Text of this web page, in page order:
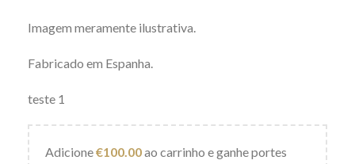
Imagem meramente ilustrativa.
Fabricado em Espanha.
teste 1
Adicione€100.00ao carrinho e ganhe portes